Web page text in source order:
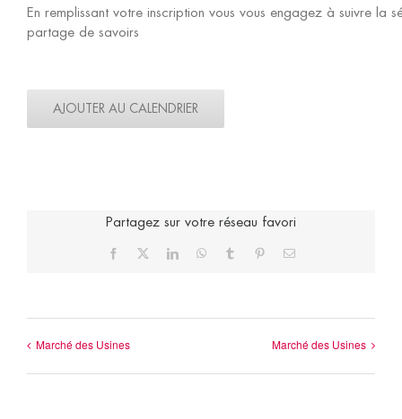
En remplissant votre inscription vous vous engagez à suivre la
partage de savoirs
AJOUTER AU CALENDRIER
Partagez sur votre réseau favori
Facebook
X LinkedInWhatsApp
TumblrPinterestEmail
Marché des Usines Marché des Usines